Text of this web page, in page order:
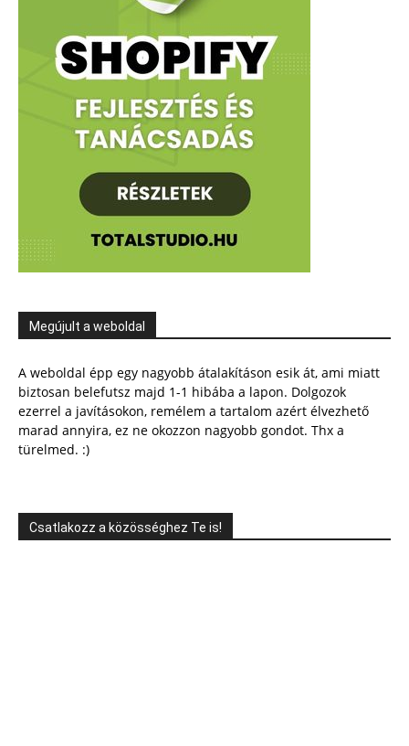
Megújult a weboldal
A weboldal épp egy nagyobb átalakításon esik át, ami miatt
biztosan belefutsz majd 1-1 hibába a lapon. Dolgozok
ezerrel a javításokon, remélem a tartalom azért élvezhető
marad annyira, ez ne okozzon nagyobb gondot. Thx a
türelmed. :)
Csatlakozz a közösséghez Te is!